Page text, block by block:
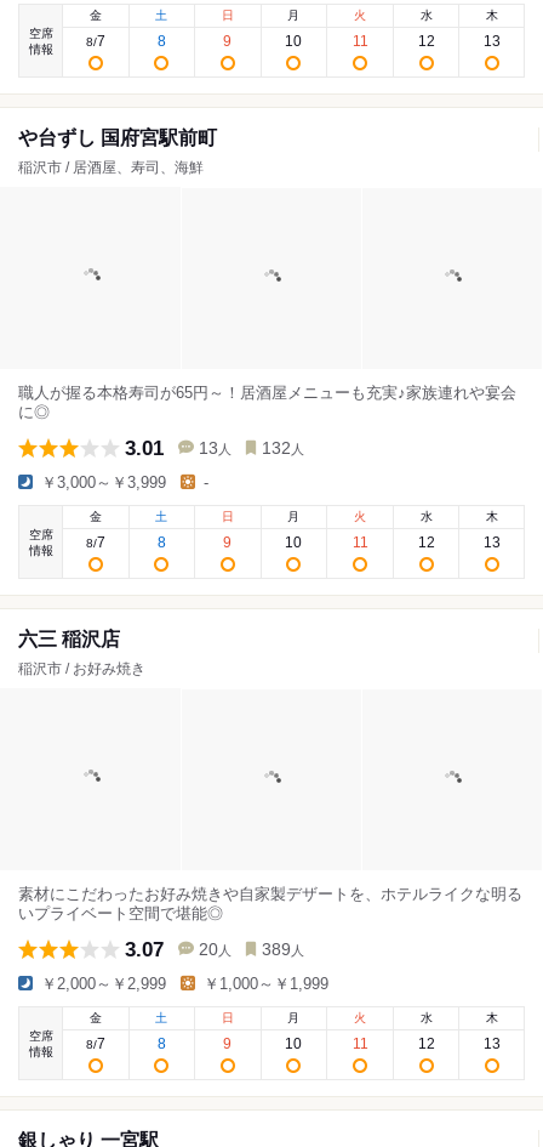
空席
情報
金
8/7
土
8
日
9
月
10
火
11
水
12
木
13
や台ずし 国府宮駅前町
稲沢市 / 居酒屋、寿司、海鮮
職人が握る本格寿司が65円～！居酒屋メニューも充実♪家族連れや宴会
に◎
3.01 13 人 132 人
￥3,000～￥3,999 -
空席
情報
金
8/7
土
8
日
9
月
10
火
11
水
12
木
13
六三 稲沢店
稲沢市 / お好み焼き
素材にこだわったお好み焼きや自家製デザートを、ホテルライクな明る
いプライベート空間で堪能◎
3.07 20 人 389 人
￥2,000～￥2,999 ￥1,000～￥1,999
空席
情報
金
8/7
土
8
日
9
月
10
火
11
水
12
木
13
銀しゃり 一宮駅